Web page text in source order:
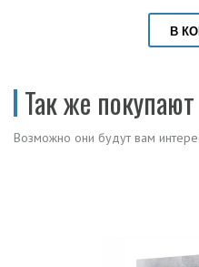
В
Так же покупают
Возможно они будут вам